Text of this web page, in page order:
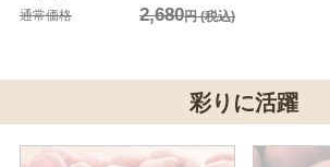
通常価格 2,680円(税込)
彩りに活躍